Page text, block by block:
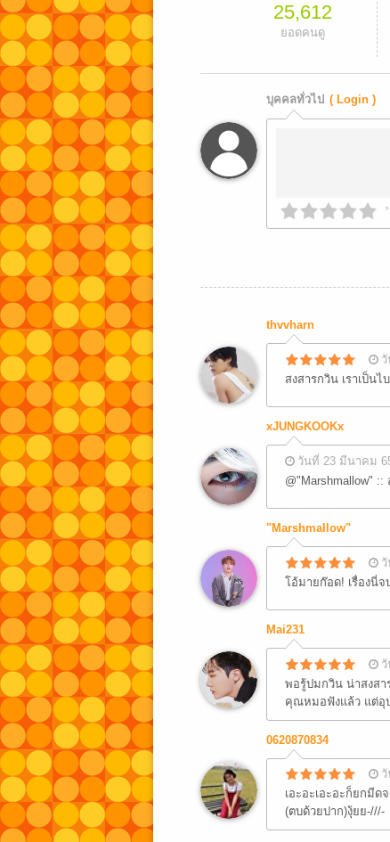
25,612
ยอดคนดู
บุคคลทั่วไป ( Login )
thvvharn
สงสารกวิน เราเป็น
xJUNGKOOKx
วันที่ 23 มีนาคม
@"Marshmallow" ::
"Marshmallow"
โอ้มายก๊อด! เรื่องนี่
Mai231
พอรู้ปมกวิน น่าสงสา
คุณหมอฟังแล้ว แต่อุ
0620870834
เอะอะเอะอะก็ยกมีด
(ตบด้วยปาก)งุ้ยย-///-